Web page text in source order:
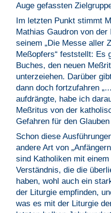
Auge gefassten
Im letzten Punkt stimmt
Mathias Gaudron von
seinem „Die Messe aller
Meßopfers“ feststellt: Es
Buches, den neuen
unterzeiehen. Darüber
dann doch fortzufahren
aufdrängte, habe ich
Meßritus von der
Gefahren für den
Schon diese
andere Art von
sind Katholiken mit
Verständnis, die die
haben, wohl auch ein
der Liturgie empfinden,
was es mit der Liturgie